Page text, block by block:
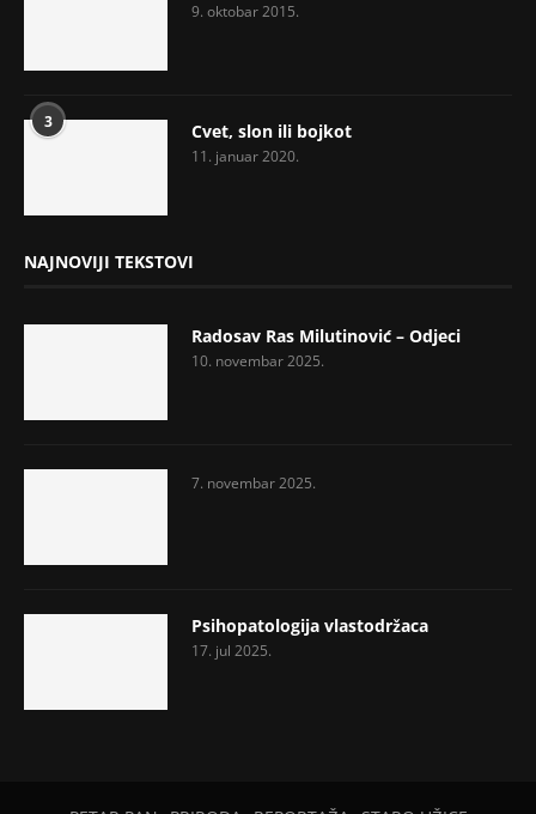
9. oktobar 2015.
3 Cvet, slon ili bojkot
11. januar 2020.
NAJNOVIJI TEKSTOVI
Radosav Ras Milutinović – Odjeci
10. novembar 2025.
7. novembar 2025.
Psihopatologija vlastodržaca
17. jul 2025.